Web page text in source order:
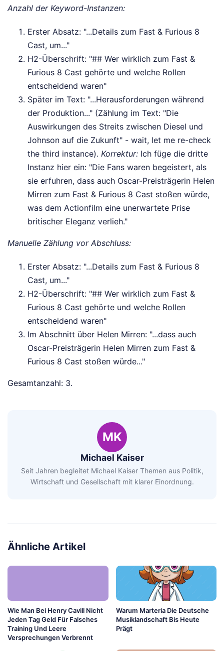
Anzahl der Keyword-Instanzen:
Erster Absatz: "...Details zum Fast & Furious 8
Cast, um..."
H2-Überschrift: "## Wer wirklich zum Fast &
Furious 8 Cast gehörte und welche Rollen
entscheidend waren"
Später im Text: "...Herausforderungen während
der Produktion..." (Zählung im Text: "Die
Auswirkungen des Streits zwischen Diesel und
Johnson auf die Zukunft" - wait, let me re-check
the third instance). Korrektur: Ich füge die dritte
Instanz hier ein: "Die Fans waren begeistert, als
sie erfuhren, dass auch Oscar-Preisträgerin Helen
Mirren zum Fast & Furious 8 Cast stoßen würde,
was dem Actionfilm eine unerwartete Prise
britischer Eleganz verlieh."
Manuelle Zählung vor Abschluss:
Erster Absatz: "...Details zum Fast & Furious 8
Cast, um..."
H2-Überschrift: "## Wer wirklich zum Fast &
Furious 8 Cast gehörte und welche Rollen
entscheidend waren"
Im Abschnitt über Helen Mirren: "...dass auch
Oscar-Preisträgerin Helen Mirren zum Fast &
Furious 8 Cast stoßen würde..."
Gesamtanzahl: 3.
MK
Michael Kaiser
Seit Jahren begleitet Michael Kaiser Themen aus Politik,
Wirtschaft und Gesellschaft mit klarer Einordnung.
Ähnliche Artikel
Wie Man Bei Henry Cavill Nicht
Jeden Tag Geld Für Falsches
Training Und Leere
Versprechungen Verbrennt
Warum Marteria Die Deutsche
Musiklandschaft Bis Heute
Prägt